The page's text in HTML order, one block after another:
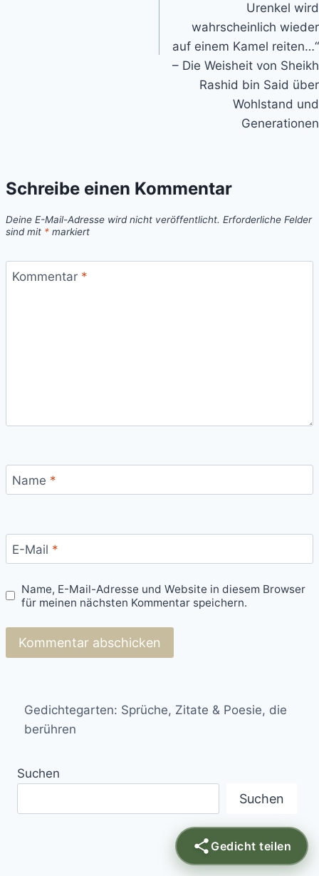
Gedicht teilen
Urenkel wird
wahrscheinlich wieder
auf einem Kamel reiten…“
– Die Weisheit von Sheikh
Rashid bin Said über
Wohlstand und
Generationen
Schreibe einen Kommentar
Deine E-Mail-Adresse wird nicht veröffentlicht. Erforderliche Felder
sind mit * markiert
Kommentar *
Name *
E-Mail *
Name, E-Mail-Adresse und Website in diesem Browser
für meinen nächsten Kommentar speichern.
Gedichtegarten: Sprüche, Zitate & Poesie, die
berühren
Suchen
Suchen